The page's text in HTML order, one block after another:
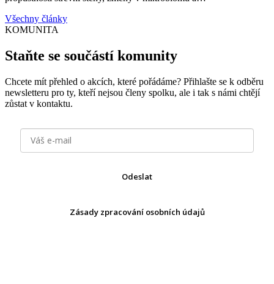
Všechny články
KOMUNITA
Staňte se součástí komunity
Chcete mít přehled o akcích, které pořádáme? Přihlašte se k odběru
newsletteru pro ty, kteří nejsou členy spolku, ale i tak s námi chtějí
zůstat v kontaktu.
Odeslat
Zásady zpracování osobních údajů